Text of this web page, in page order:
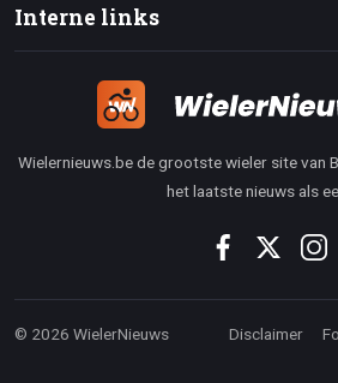
Interne links
Wielernieuws.be de grootste wieler site van
het laatste nieuws als
© 2026 WielerNieuws Disclaimer